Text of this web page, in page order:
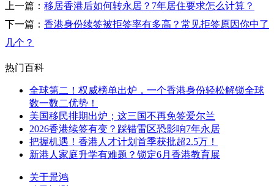
上一篇： 移居香港后如何转永居？7年居住要求怎么计算？
下一篇： 香港身份续签被拒签率有多高？常见拒签原因你中了
几个？
热门百科
全球第二！权威榜单出炉，一个香港身份轻松解锁全球
数一数二优势！
美国移民排期出炉；这三国不再免签爱尔兰
2026香港续签有变？踩错雷区恐影响7年永居
把握机遇！香港人才计划首季获批超2.5万！
新港人家庭升学有难题？锁定6月香港教育展
关于景鸿